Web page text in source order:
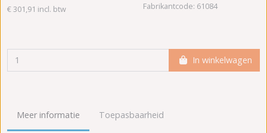
€ 301,91 incl. btw Fabrikantcode: 61084
In winkelwagen
Meer informatie Toepasbaarheid